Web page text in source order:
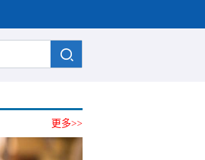
更多>>